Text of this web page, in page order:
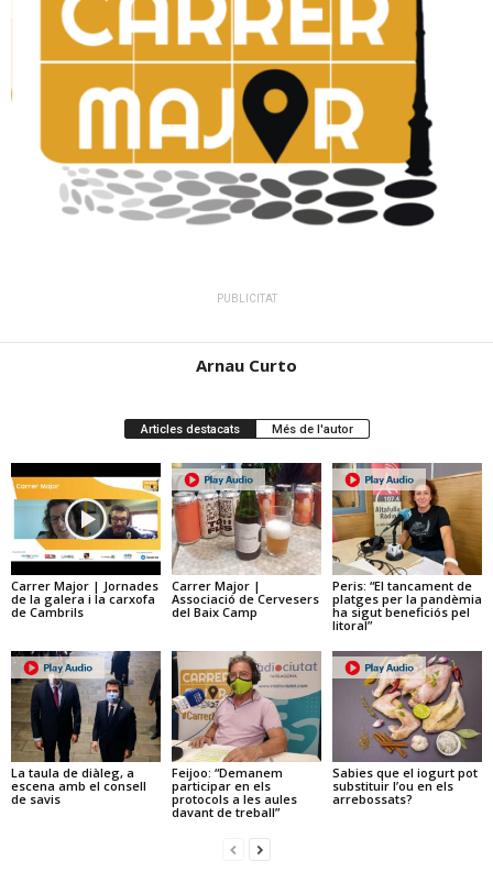
PUBLICITAT
Arnau Curto
Articles destacats Més de l'autor
Carrer Major | Jornades
de la galera i la carxofa
de Cambrils
Carrer Major |
Associació de Cervesers
del Baix Camp
Peris: “El tancament de
platges per la pandèmia
ha sigut beneficiós pel
litoral”
La taula de diàleg, a
escena amb el consell
de savis
Feijoo: “Demanem
participar en els
protocols a les aules
davant de treball”
Sabies que el iogurt pot
substituir l’ou en els
arrebossats?